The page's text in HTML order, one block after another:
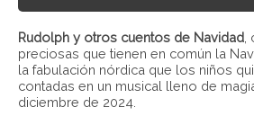
Rudolph y otros cuentos de Navidad
preciosas que tienen en común la
la fabulación nórdica que los niños
contadas en un musical lleno de
diciembre de 2024.